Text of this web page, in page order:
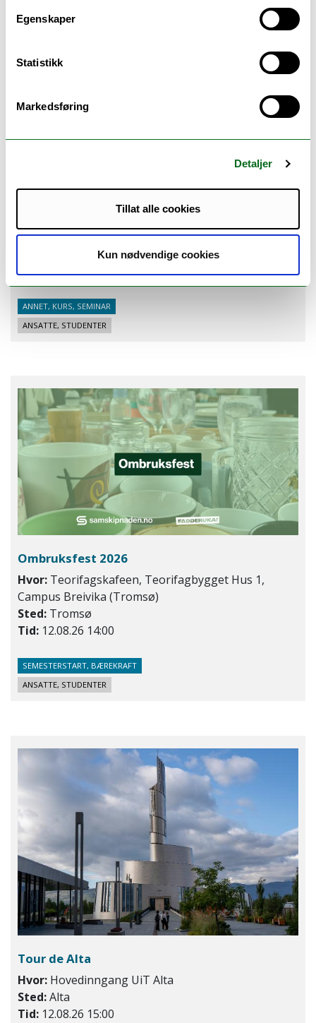
Egenskaper
Statistikk
Markedsføring
Detaljer
Tillat alle cookies
Kun nødvendige cookies
Help Desk: Research Data, Coding & HPC
Hvor:UB 338
Tid:12.08.26 14:00
ANNET, KURS, SEMINAR
ANSATTE, STUDENTER
Ombruksfest 2026
Hvor: Teorifagskafeen, Teorifagbygget Hus 1,
Campus Breivika (Tromsø)
Sted: Tromsø
Tid: 12.08.26 14:00
SEMESTERSTART, BÆREKRAFT
ANSATTE, STUDENTER
Tour de Alta
Hvor: Hovedinngang UiT Alta
Sted:Alta
Tid: 12.08.26 15:00